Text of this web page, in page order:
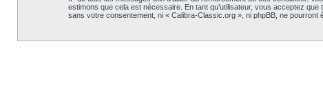
estimons que cela est nécessaire. En tant qu’utilisateur, vous acceptez
sans votre consentement, ni « Calibra-Classic.org », ni phpBB, ne